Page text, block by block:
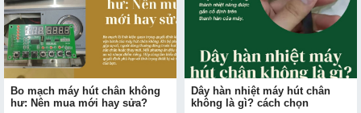
ra lựa chọn phù hợp, hiệu quả
hơn nhé!
Bo mạch máy hút chân không
hư: Nên mua mới hay sửa?
Dây hàn nhiệt máy hút chân
không là gì? cách chọn